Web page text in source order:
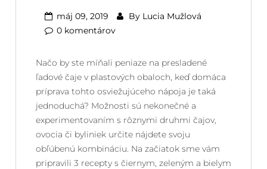
máj 09, 2019 By Lucia Mužlová
0 komentárov
Načo by ste míňali peniaze na presladené
ľadové čaje v plastových obaloch, keď domáca
príprava tohto osviežujúceho nápoja je taká
jednoduchá? Možnosti sú nekonečné a
experimentovaním s rôznymi druhmi čajov,
ovocia či byliniek určite nájdete svoju
obľúbenú kombináciu. Na začiatok sme vám
pripravili 3 recepty s čiernym, zeleným a bielym